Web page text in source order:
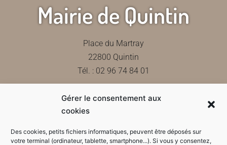
Gérer le consentement aux
cookies
Des cookies, petits fichiers informatiques, peuvent être déposés sur
votre terminal (ordinateur, tablette, smartphone...). Si vous y consentez,
Mairie de Quintin
Place du Martray
22800 Quintin
Tél. : 02 96 74 84 01
Contactez-nous